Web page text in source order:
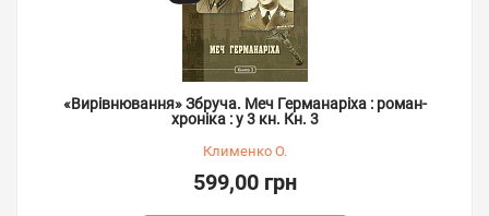
«Вирівнювання» Збруча. Меч Германаріха : роман-
хроніка : у 3 кн. Кн. 3
Клименко О.
599,00 грн